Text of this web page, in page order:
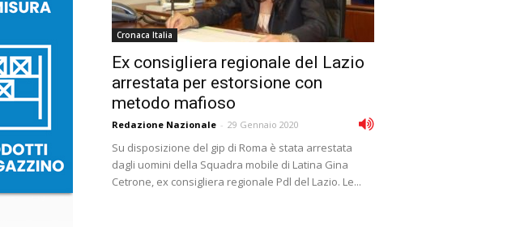
Cronaca Italia
Ex consigliera regionale del Lazio
arrestata per estorsione con
metodo mafioso
Redazione Nazionale - 29 Gennaio 2020
Su disposizione del gip di Roma è stata arrestata
dagli uomini della Squadra mobile di Latina Gina
Cetrone, ex consigliera regionale Pdl del Lazio. Le...